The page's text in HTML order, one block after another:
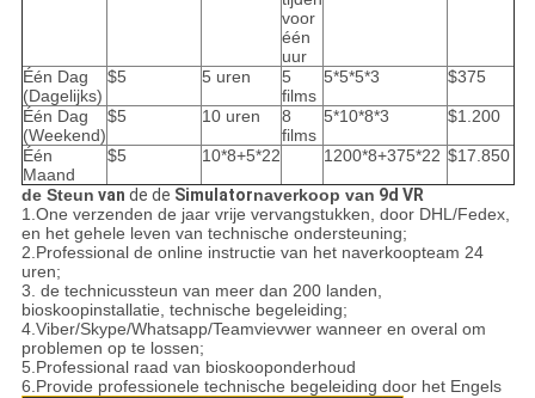
voor
één
uur
Één Dag
(Dagelijks)
$5 5 uren
5
films
5*5*5*3 $375
Één Dag
(Weekend)
$5 10 uren
8
films
5*10*8*3 $1.200
Één
Maand
$5 10*8+5*22 1200*8+375*22 $17.850
de Steun van de de Simulatornaverkoop van 9d VR
1.One verzenden de jaar vrije vervangstukken, door DHL/Fedex,
en het gehele leven van technische ondersteuning;
2.Professional de online instructie van het naverkoopteam 24
uren;
3. de technicussteun van meer dan 200 landen,
bioskoopinstallatie, technische begeleiding;
4.Viber/Skype/Whatsapp/Teamvievwer wanneer en overal om
problemen op te lossen;
5.Professional raad van bioskooponderhoud
6.Provide professionele technische begeleiding door het Engels